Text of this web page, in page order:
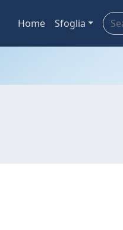
Home Sfoglia